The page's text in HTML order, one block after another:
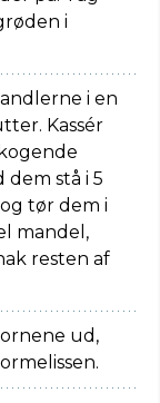
i
i en
Kassér
stå i 5
tør dem i
mandel,
resten af
ud,